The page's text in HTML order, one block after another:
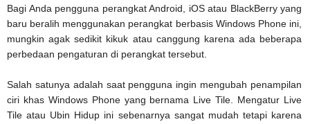
Bagi Anda pengguna perangkat Android, iOS atau BlackBerry yang
baru beralih menggunakan perangkat berbasis Windows Phone ini,
mungkin agak sedikit kikuk atau canggung karena ada beberapa
perbedaan pengaturan di perangkat tersebut.
Salah satunya adalah saat pengguna ingin mengubah penampilan
ciri khas Windows Phone yang bernama Live Tile. Mengatur Live
Tile atau Ubin Hidup ini sebenarnya sangat mudah tetapi karena